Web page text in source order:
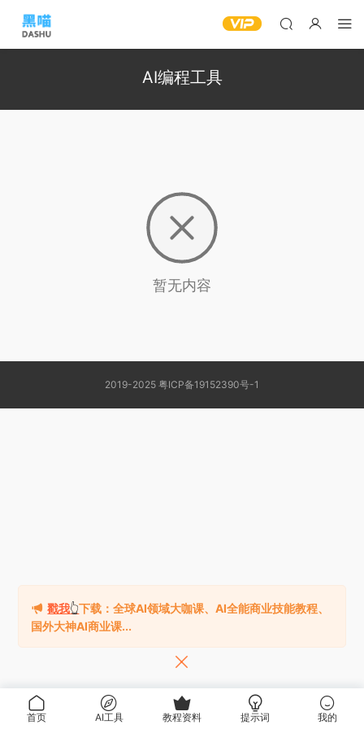
AI编程工具
暂无内容
2019-2025 粤ICP备19152390号-1
首页 AI工具 教程资料 提示词 我的
戳我👆下载：全球AI领域大咖课、AI全能商业技能教程、
国外大神AI商业课...